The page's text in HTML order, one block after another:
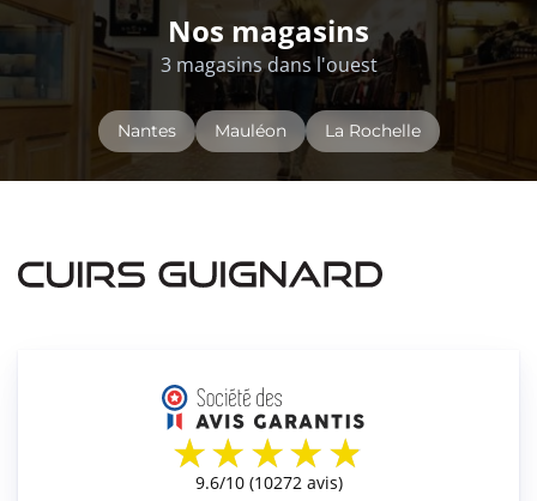
Nos magasins
3 magasins dans l'ouest
Nantes Mauléon La Rochelle